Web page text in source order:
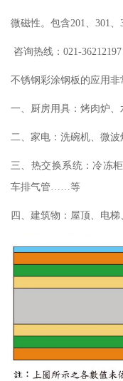
微磁性。包含201、301、
咨询热线：021-36212197
不锈钢彩涂钢板的应用非
一、厨房用具：烤肉炉、
二、家电：洗碗机、微
三、热交换系统：冷冻
车排气管……等
四、建筑物：屋顶、电